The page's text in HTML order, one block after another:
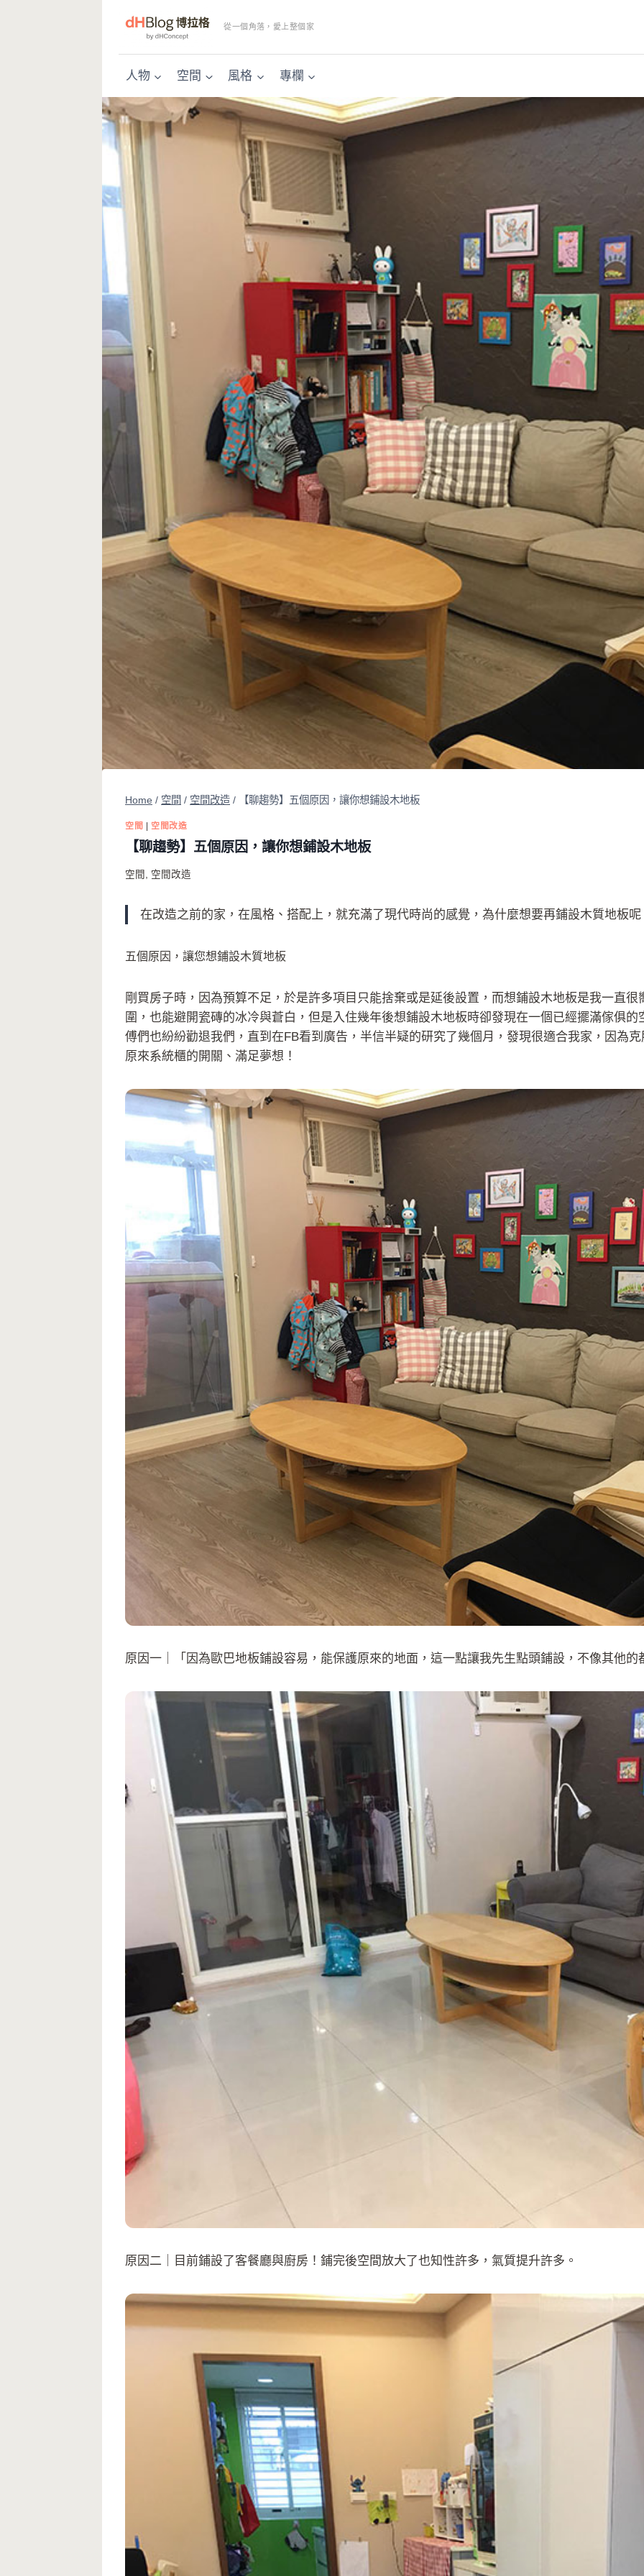
從一個角落，愛上整個家
人物 空間 風格 專欄
Home / 空間 / 空間改造 / 【聊趨勢】五個原因，讓你想鋪設木地板
空間 | 空間改造
【聊趨勢】五個原因，讓你想鋪設木地板
空間 , 空間改造
在改造之前的家，在風格、搭配上，就充滿了現代時尚的感覺，為什麼想要再鋪設木質地板呢
五個原因，讓您想鋪設木質地板
剛買房子時，因為預算不足，於是許多項目只能捨棄或是延後設置，而想鋪設木地板是我一直
圍，也能避開瓷磚的冰冷與蒼白，但是入住幾年後想鋪設木地板時卻發現在一個已經擺滿傢俱
傅們也紛紛勸退我們，直到在FB看到廣告，半信半疑的研究了幾個月，發現很適合我家，因為
原來系統櫃的開關、滿足夢想！
原因一｜「因為歐巴地板鋪設容易，能保護原來的地面，這一點讓我先生點頭鋪設，不像其他的
原因二｜目前鋪設了客餐廳與廚房！鋪完後空間放大了也知性許多，氣質提升許多。